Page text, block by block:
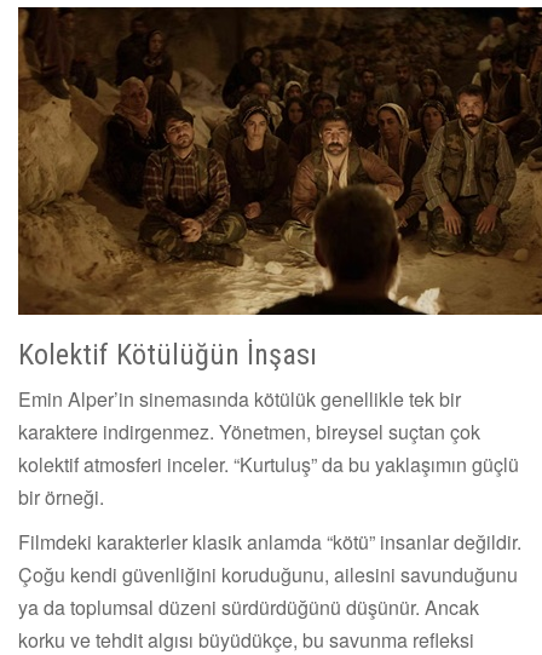
Kolektif Kötülüğün İnşası
Emin Alper’in sinemasında kötülük genellikle tek bir
karaktere indirgenmez. Yönetmen, bireysel suçtan çok
kolektif atmosferi inceler. “Kurtuluş” da bu yaklaşımın güçlü
bir örneği.
Filmdeki karakterler klasik anlamda “kötü” insanlar değildir.
Çoğu kendi güvenliğini koruduğunu, ailesini savunduğunu
ya da toplumsal düzeni sürdürdüğünü düşünür. Ancak
korku ve tehdit algısı büyüdükçe, bu savunma refleksi